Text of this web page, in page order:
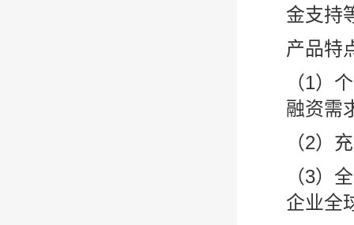
金支持
产品特
（1）
融资需
（2）
（3）
企业全